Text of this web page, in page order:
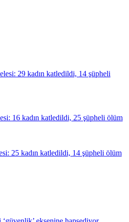
29 kadın katledildi, 14 şüpheli
16 kadın katledildi, 25 şüpheli ölüm
25 kadın katledildi, 14 şüpheli ölüm